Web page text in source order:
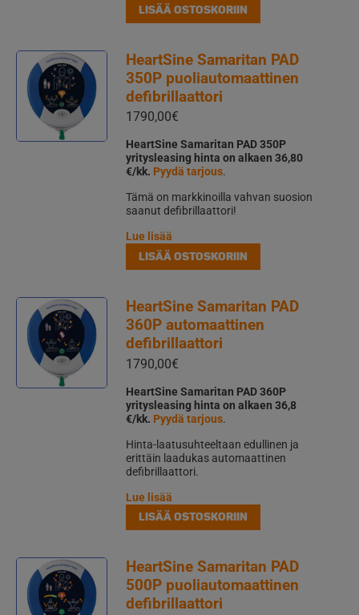
LISÄÄ OSTOSKORIIN
HeartSine Samaritan PAD
350P puoliautomaattinen
defibrillaattori
1790,00€
HeartSine Samaritan PAD 350P
yritysleasing hinta on alkaen 36,80
€/kk. Pyydä tarjous.
Tämä on markkinoilla vahvan suosion
saanut defibrillaattori!
Lue lisää
LISÄÄ OSTOSKORIIN
HeartSine Samaritan PAD
360P automaattinen
defibrillaattori
1790,00€
HeartSine Samaritan PAD 360P
yritysleasing hinta on alkaen 36,8
€/kk. Pyydä tarjous.
Hinta-laatusuhteeltaan edullinen ja
erittäin laadukas automaattinen
defibrillaattori.
Lue lisää
LISÄÄ OSTOSKORIIN
HeartSine Samaritan PAD
500P puoliautomaattinen
defibrillaattori